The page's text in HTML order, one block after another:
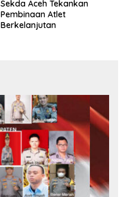
Sekda Aceh Tekankan
Pembinaan Atlet
Berkelanjutan